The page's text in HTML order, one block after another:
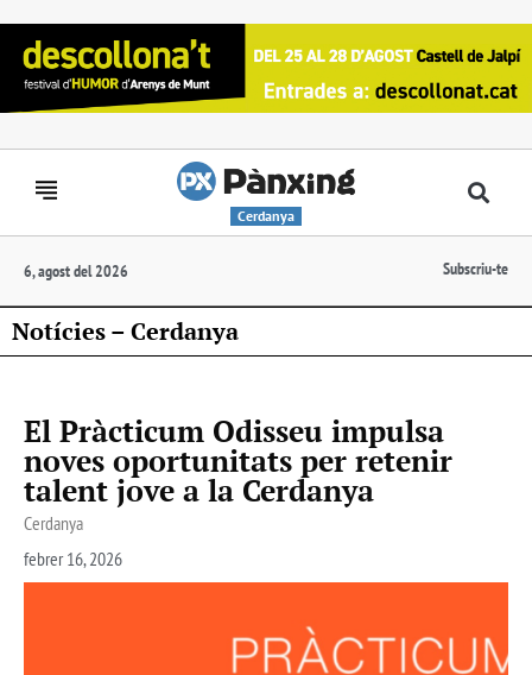
Cerdanya
6, agost del 2026 Subscriu-te
Notícies – Cerdanya
El Pràcticum Odisseu impulsa
noves oportunitats per retenir
talent jove a la Cerdanya
Cerdanya
febrer 16, 2026